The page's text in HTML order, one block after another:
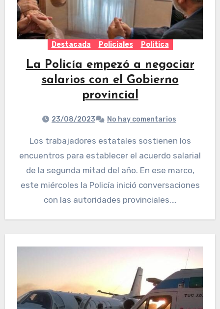
Destacada Policiales Politica
La Policía empezó a negociar
salarios con el Gobierno
provincial
23/08/2023 No hay comentarios
Los trabajadores estatales sostienen los
encuentros para establecer el acuerdo salarial
de la segunda mitad del año. En ese marco,
este miércoles la Policía inició conversaciones
con las autoridades provinciales.…